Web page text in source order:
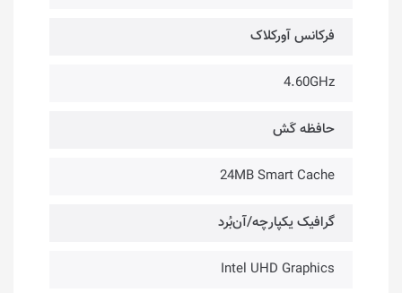
فرکانس آورکلاک
4.60GHz
حافظه کَش
24MB Smart Cache
گرافیک یکپارچه/آن‌بُرد
Intel UHD Graphics